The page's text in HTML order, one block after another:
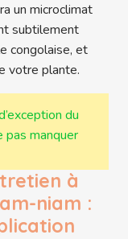
un microclimat
subtilement
congolaise, et
votre plante.
du
pas manquer
à
niam :